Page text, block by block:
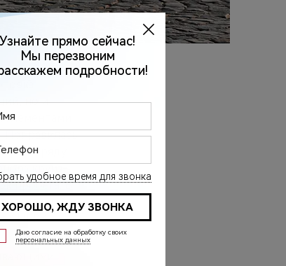
но и
Понравилась
ряду
круиз-
пробега. В
CHERY.